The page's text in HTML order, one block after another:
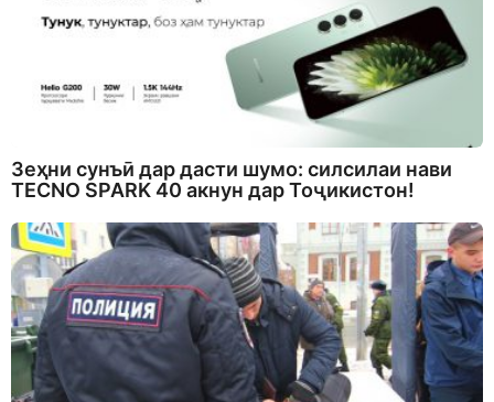
Зеҳни сунъӣ дар дасти шумо: силсилаи нави
TECNO SPARK 40 акнун дар Тоҷикистон!